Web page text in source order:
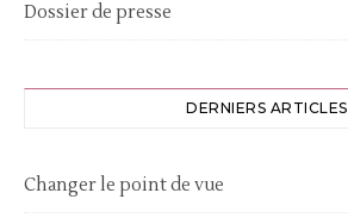
Dossier de presse
DERNIERS ARTICLES
Changer le point de vue